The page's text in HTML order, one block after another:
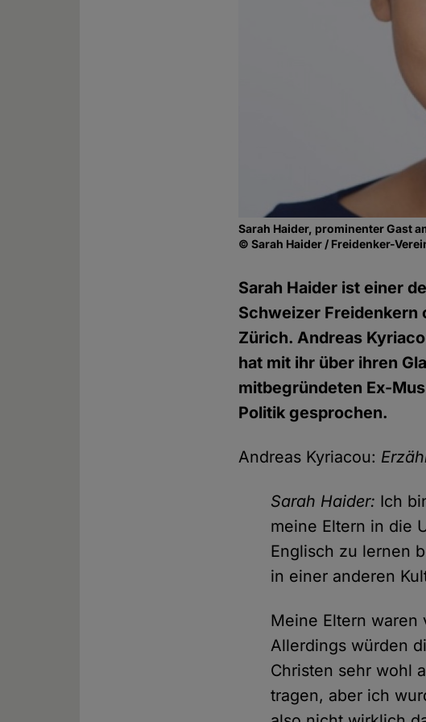
Sarah Haider, prominenter Gast
© Sarah Haider / Freidenker-
Sarah Haider ist einer
Schweizer Freidenkern
Zürich. Andreas
hat mit ihr über ihren
mitbegründeten Ex-
Politik gesprochen.
Andreas Kyriacou:
Sarah Haider: Ich
meine Eltern in die
Englisch zu lernen
in einer anderen
Meine Eltern
Allerdings würden
Christen sehr wohl
tragen, aber ich